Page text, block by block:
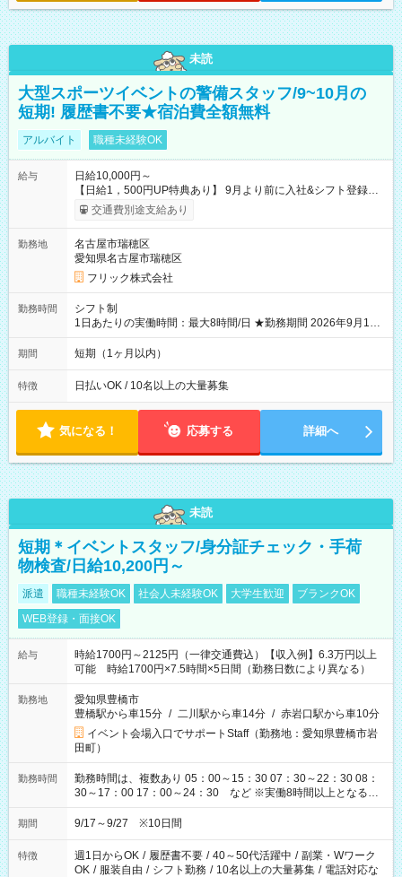
未読
大型スポーツイベントの警備スタッフ/9~10月の
短期! 履歴書不要★宿泊費全額無料
アルバイト 職種未経験OK
給与
日給10,000円～
【日給1，500円UP特典あり】 9月より前に入社&シフト登録す
ると 期間中(9/16~10/23) の日給がUP! 日給1万1500円でしっか
り稼げます♪ 【試用期間】試用期間なし
交通費別途支給あり
勤務地
名古屋市瑞穂区
愛知県名古屋市瑞穂区
フリック株式会社
勤務時間
シフト制
1日あたりの実働時間：最大8時間/日 ★勤務期間 2026年9月16
日~2026年10月23日 短期勤務OK! 期間中フル勤務できる方優遇
※週3~5日勤務(勤務日数応相談) ※期間前から勤務スタートも可
り ※夜勤シフトあり
期間 短期（1ヶ月以内）
特徴 日払いOK / 10名以上の大量募集
気になる！ 応募する 詳細へ
未読
短期＊イベントスタッフ/身分証チェック・手荷
物検査/日給10,200円～
派遣 職種未経験OK 社会人未経験OK 大学生歓迎
ブランクOK
WEB登録・面接OK
給与
時給1700円～2125円（一律交通費込）【収入例】6.3万円以上
可能 時給1700円×7.5時間×5日間（勤務日数により異なる）
勤務地
愛知県豊橋市
豊橋駅から車15分 / 二川駅から車14分 / 赤岩口駅から車10分
イベント会場入口でサポートStaff（勤務地：愛知県豊橋市岩
田町）
勤務時間
勤務時間は、複数あり 05：00～15：30 07：30～22：30 08：
30～17：00 17：00～24：30 など ※実働8時間以上となる勤
務もあります。 【休憩】60分+他休憩あり 交替で取得します。
安全面に配慮しこまめな休憩があります。
期間 9/17～9/27 ※10日間
特徴 週1日からOK / 履歴書不要 / 40～50代活躍中 / 副業・Wワーク
OK / 服装自由 / シフト勤務 / 10名以上の大量募集 / 電話対応な